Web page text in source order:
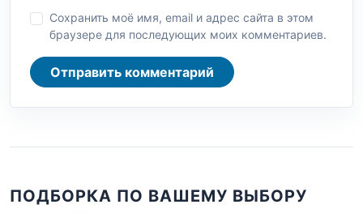
Сохранить моё имя, email и адрес сайта в этом
браузере для последующих моих комментариев.
Отправить комментарий
ПОДБОРКА ПО ВАШЕМУ ВЫБОРУ